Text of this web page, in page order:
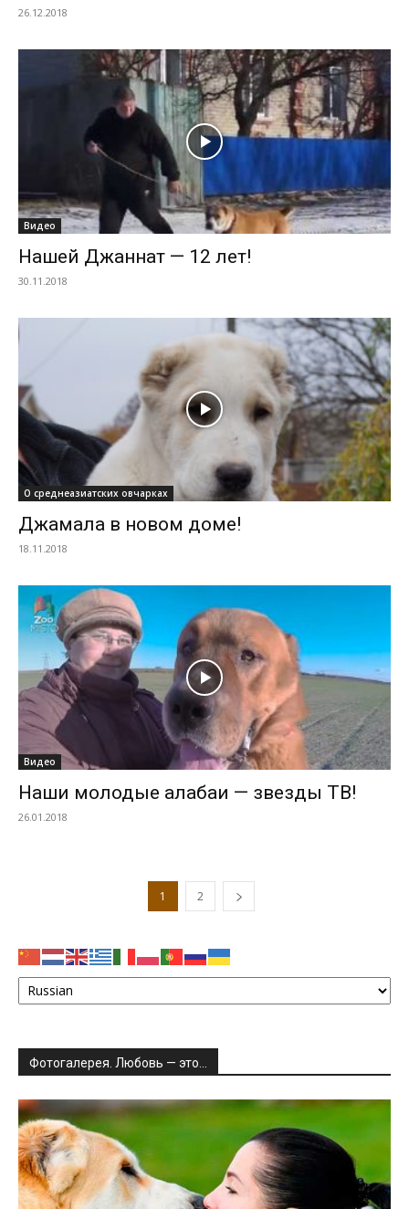
26.12.2018
Видео
Нашей Джаннат — 12 лет!
30.11.2018
О среднеазиатских овчарках
Джамала в новом доме!
18.11.2018
Видео
Наши молодые алабаи — звезды ТВ!
26.01.2018
1 2
Фотогалерея. Любовь — это…